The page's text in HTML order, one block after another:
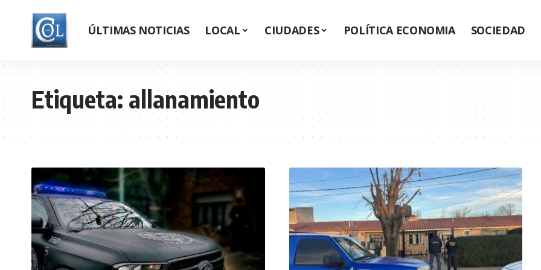
ÚLTIMAS NOTICIAS LOCAL CIUDADES POLÍTICA ECONOMIA SOCIEDAD
Etiqueta: allanamiento